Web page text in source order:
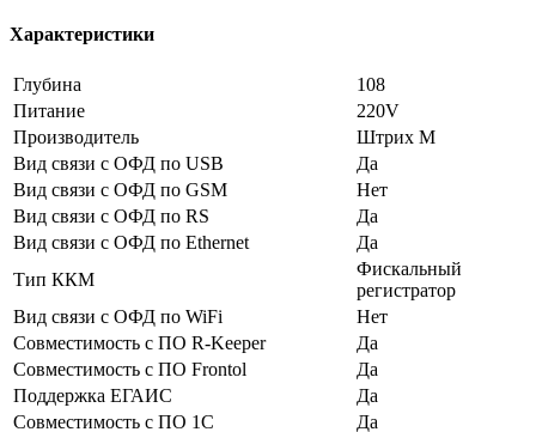
Характеристики
Глубина
108
Питание
220V
Производитель
Штрих М
Вид связи с ОФД по USB
Да
Вид связи с ОФД по GSM
Нет
Вид связи с ОФД по RS
Да
Вид связи с ОФД по Ethernet
Да
Тип ККМ
Фискальный
регистратор
Вид связи с ОФД по WiFi
Нет
Совместимость с ПО R-Keeper
Да
Совместимость с ПО Frontol
Да
Поддержка ЕГАИС
Да
Совместимость с ПО 1С
Да